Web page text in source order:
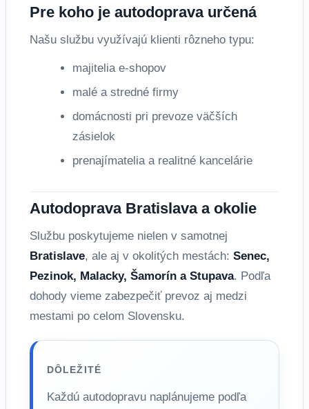
Pre koho je autodoprava určená
Našu službu využívajú klienti rôzneho typu:
majitelia e-shopov
malé a stredné firmy
domácnosti pri prevoze väčších
zásielok
prenajímatelia a realitné kancelárie
Autodoprava Bratislava a okolie
Službu poskytujeme nielen v samotnej
Bratislave, ale aj v okolitých mestách: Senec,
Pezinok, Malacky, Šamorín a Stupava. Podľa
dohody vieme zabezpečiť prevoz aj medzi
mestami po celom Slovensku.
DÔLEŽITÉ
Každú autodopravu naplánujeme podľa